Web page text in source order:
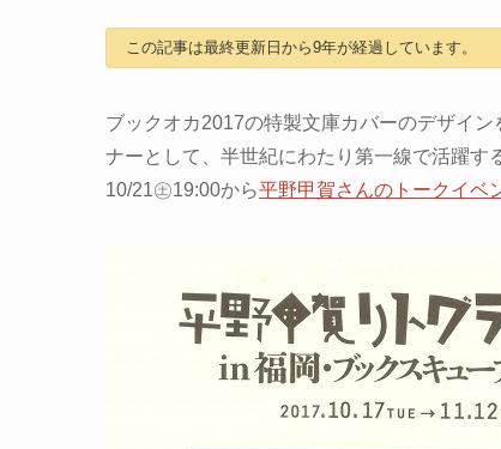
この記事は最終更新日から9年が経過しています。
ブックオカ2017の特製文庫カバーのデザイ
ナーとして、半世紀にわたり第一線で活躍す
10/21㊏19:00から平野甲賀さんのトークイベ